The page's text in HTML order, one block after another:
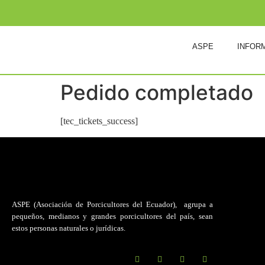
ASPE
Pedido completado
[tec_tickets_success]
ASPE (Asociación de Porcicultores del Ecuador) , agrupa a
pequeños, medianos y grandes porcicultores del país, sean
estos personas naturales o jurídicas.